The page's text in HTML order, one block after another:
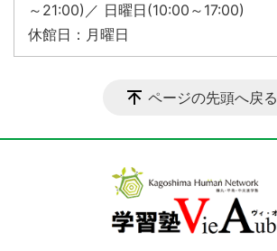
～21:00)／ 日曜日(10:00～17:00)
休館日：月曜日
ページの先頭へ戻る